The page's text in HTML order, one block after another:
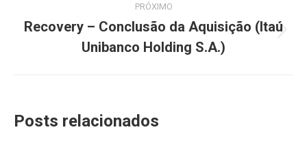
PRÓXIMO
post:
Recovery – Conclusão da Aquisição (Itaú
Unibanco Holding S.A.)
Posts relacionados